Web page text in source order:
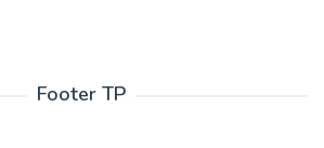
Footer TP